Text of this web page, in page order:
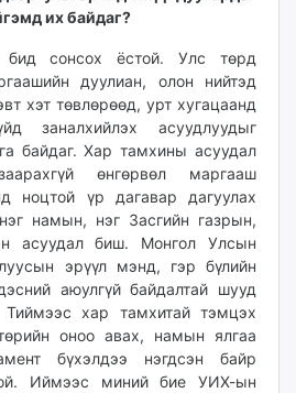
их байдаг?
бид сонсох ёстой. Улс төрд
дуулиан, олон нийтэд
хэт төвлөрөөд, урт хугацаанд
заналхийлэх асуудлуудыг
байдаг. Хар тамхины асуудал
өнгөрвөл маргааш
ноцтой үр дагавар дагуулах
намын, нэг Засгийн газрын,
асуудал биш. Монгол Улсын
эрүүл мэнд, гэр бүлийн
аюулгүй байдалтай шууд
Тиймээс хар тамхитай тэмцэх
оноо авах, намын ялгаа
бүхэлдээ нэгдсэн байр
Иймээс миний бие УИХ-ын